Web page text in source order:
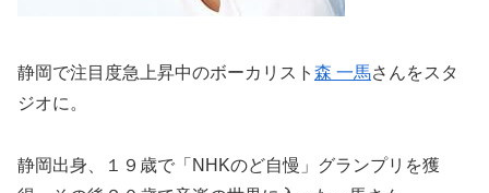
静岡で注目度急上昇中のボーカリスト 森 一馬さんをスタ
ジオに。
静岡出身、１９歳で「NHKのど自慢」グランプリを獲